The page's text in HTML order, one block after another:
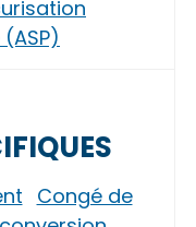
Congé de